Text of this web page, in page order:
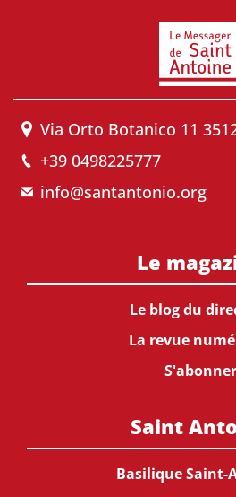
Via Orto Botanico 11
+39 0498225777
info@santantonio.org
Le
Le blog du
La revue
S'abonner
Saint
Basilique Saint-